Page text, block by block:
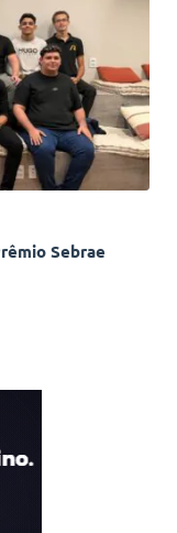
Sebrae